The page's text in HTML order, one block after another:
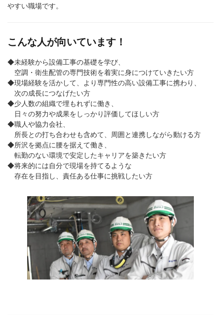
やすい職場です。
こんな人が向いています！
◆未経験から設備工事の基礎を学び、
空調・衛生配管の専門技術を着実に身につけていきたい方
◆現場経験を活かして、より専門性の高い設備工事に携わり、
次の成長につなげたい方
◆少人数の組織で埋もれずに働き、
日々の努力や成果をしっかり評価してほしい方
◆職人や協力会社、
所長との打ち合わせも含めて、周囲と連携しながら動ける方
◆所沢を拠点に腰を据えて働き、
転勤のない環境で安定したキャリアを築きたい方
◆将来的には自分で現場を持てるような
存在を目指し、責任ある仕事に挑戦したい方